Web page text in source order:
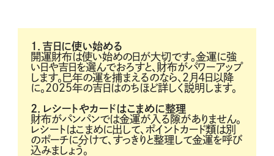
1．吉日に使い始める
開運財布は使い始めの日が大切です。金運に強
い日や吉日を選んでおろすと、財布がパワーアップ
します。巳年の運を捕まえるのなら、2月4日以降
に。2025年の吉日はのちほど詳しく説明します。
2．レシートやカードはこまめに整理
財布がパンパンでは金運が入る隙がありません。
レシートはこまめに出して、ポイントカード類は別
のポーチに分けて、すっきりと整理して金運を呼び
込みましょう。